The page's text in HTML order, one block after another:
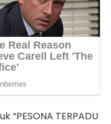
TERPADU